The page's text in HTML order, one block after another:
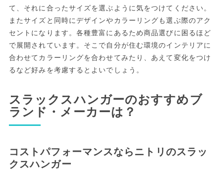
て、それに合ったサイズを選ぶように気をつけてください。
またサイズと同時にデザインやカラーリングも選ぶ際のアク
セントになります。各種豊富にあるため商品選びに困るほど
で展開されています。そこで自分が住む環境のインテリアに
合わせてカラーリングを合わせてみたり、あえて変化をつけ
るなど好みを考慮するとよいでしょう。
スラックスハンガーのおすすめブ
ランド・メーカーは？
コストパフォーマンスならニトリのスラッ
クスハンガー